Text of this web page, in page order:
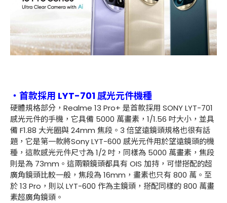
・首款採用 LYT-701 感光元件機種
硬體規格部分，Realme 13 Pro+ 是首款採用 SONY LYT-701
感光元件的手機，它具備 5000 萬畫素，1/1.56 吋大小，並具
備 F1.88 大光圈與 24mm 焦段。3 倍望遠鏡頭規格也很有話
題，它是第一款將Sony LYT-600 感光元件用於望遠鏡頭的機
種，這款感光元件尺寸為 1/2 吋，同樣為 5000 萬畫素，焦段
則是為 73mm。這兩顆鏡頭都具有 OIS 加持，可惜搭配的超
廣角鏡頭比較一般，焦段為 16mm，畫素也只有 800 萬。至
於 13 Pro，則以 LYT-600 作為主鏡頭，搭配同樣的 800 萬畫
素超廣角鏡頭。